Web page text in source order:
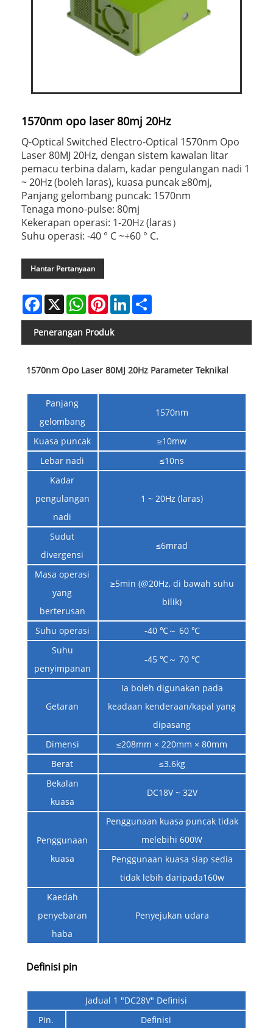
1570nm opo laser 80mj 20Hz
Q-Optical Switched Electro-Optical 1570nm Opo
Laser 80MJ 20Hz, dengan sistem kawalan litar
pemacu terbina dalam, kadar pengulangan nadi 1
~ 20Hz (boleh laras), kuasa puncak ≥80mj,
Panjang gelombang puncak: 1570nm
Tenaga mono-pulse: 80mj
Kekerapan operasi: 1-20Hz (laras）
Suhu operasi: -40 ° C ~+60 ° C.
Hantar Pertanyaan
Facebook
X WhatsAppPinterestLinkedIn
Penerangan Produk
1570nm Opo Laser 80MJ 20Hz Parameter Teknikal
Panjang
gelombang
1570nm
Kuasa puncak
≥10mw
Lebar nadi
≤10ns
Kadar
pengulangan
nadi
1 ~ 20Hz (laras)
Sudut
divergensi
≤6mrad
Masa operasi
yang
berterusan
≥5min (@20Hz, di bawah suhu
bilik)
Suhu operasi
-40 ℃～ 60 ℃
Suhu
penyimpanan
-45 ℃～ 70 ℃
Getaran
Ia boleh digunakan pada
keadaan kenderaan/kapal yang
dipasang
Dimensi
≤208mm × 220mm × 80mm
Berat
≤3.6kg
Bekalan
kuasa
DC18V ~ 32V
Penggunaan
kuasa
Penggunaan kuasa puncak tidak
melebihi 600W
Penggunaan kuasa siap sedia
tidak lebih daripada160w
Kaedah
penyebaran
haba
Penyejukan udara
Definisi pin
Jadual 1 "DC28V" Definisi
Pin.
Definisi